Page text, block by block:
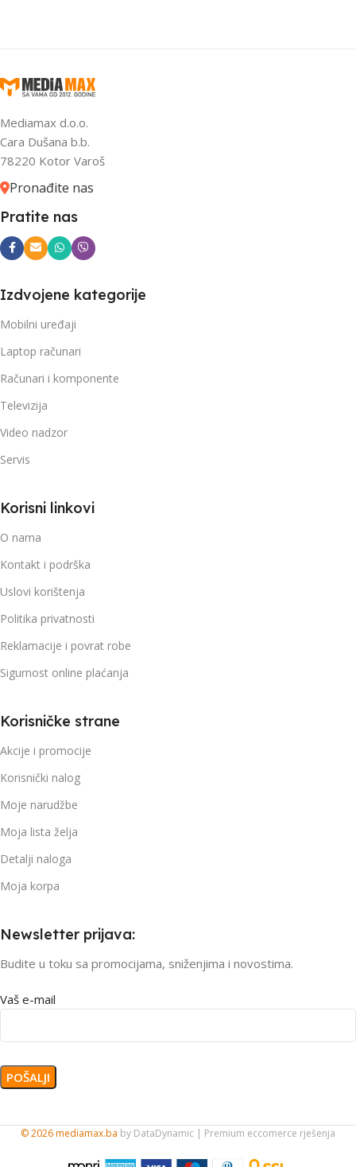
Mediamax d.o.o.
Cara Dušana b.b.
78220 Kotor Varoš
Pronađite nas
Pratite nas
Izdvojene kategorije
Mobilni uređaji
Laptop računari
Računari i komponente
Televizija
Video nadzor
Servis
Korisni linkovi
O nama
Kontakt i podrška
Uslovi korištenja
Politika privatnosti
Reklamacije i povrat robe
Sigurnost online plaćanja
Korisničke strane
Akcije i promocije
Korisnički nalog
Moje narudžbe
Moja lista želja
Detalji naloga
Moja korpa
Newsletter prijava:
Budite u toku sa promocijama, sniženjima i novostima.
Vaš e-mail
© 2026 mediamax.ba by DataDynamic | Premium eccomerce rješenja
Pametni